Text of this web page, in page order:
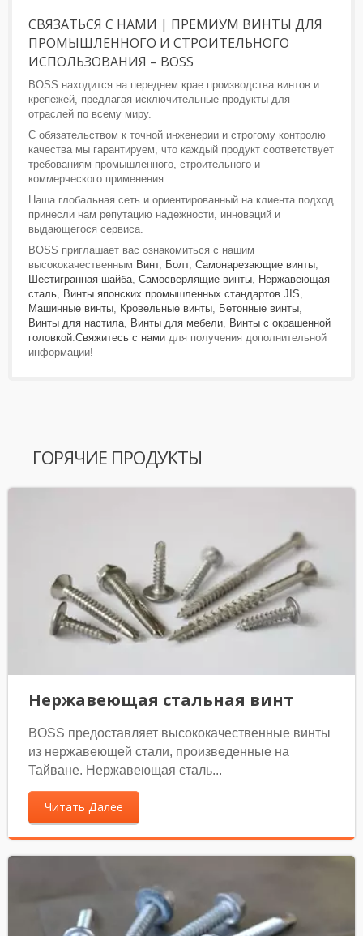
СВЯЗАТЬСЯ С НАМИ | ПРЕМИУМ ВИНТЫ ДЛЯ
ПРОМЫШЛЕННОГО И СТРОИТЕЛЬНОГО
ИСПОЛЬЗОВАНИЯ – BOSS
BOSS находится на переднем крае производства винтов и
крепежей, предлагая исключительные продукты для
отраслей по всему миру.
С обязательством к точной инженерии и строгому контролю
качества мы гарантируем, что каждый продукт соответствует
требованиям промышленного, строительного и
коммерческого применения.
Наша глобальная сеть и ориентированный на клиента подход
принесли нам репутацию надежности, инноваций и
выдающегося сервиса.
BOSS приглашает вас ознакомиться с нашим
высококачественным Винт, Болт, Самонарезающие винты
Шестигранная шайба Самосверлящие винты
Нержавеющая
сталь
Винты японских промышленных стандартов JIS
Машинные винты
Кровельные винты Бетонные винты
Винты для настила
Винты для мебели
Винты с окрашенной
головкой Свяжитесь с нами для получения дополнительной
информации!
ГОРЯЧИЕ ПРОДУКТЫ
Нержавеющая стальная винт
BOSS предоставляет высококачественные винты
из нержавеющей стали, произведенные на
Тайване. Нержавеющая сталь...
Читать Далее